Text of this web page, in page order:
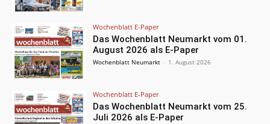
Wochenblatt E-Paper
Das Wochenblatt Neumarkt vom 01.
August 2026 als E-Paper
Wochenblatt Neumarkt - 1. August 2026
Wochenblatt E-Paper
Das Wochenblatt Neumarkt vom 25.
Juli 2026 als E-Paper